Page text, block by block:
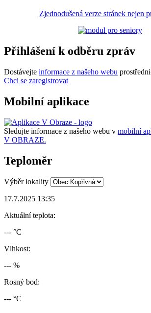
Zjednodušená verze stránek nejen
Přihlášení k odběru zpráv
Dostávejte informace z našeho webu
Chci se zaregistrovat
Mobilní aplikace
Sledujte informace z našeho webu v mobilní
V OBRAZE.
Teploměr
Výběr lokality
17.7.2025 13:35
Aktuální teplota:
--- °C
Vlhkost:
--- %
Rosný bod:
--- °C